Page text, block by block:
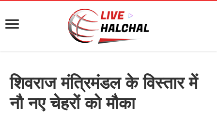
शिवराज मंत्रिमंडल के विस्तार में
नौ नए चेहरों को मौका